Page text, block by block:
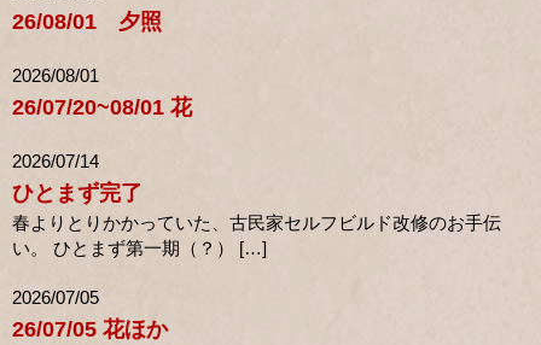
26/08/01 夕照
2026/08/01
26/07/20~08/01 花
2026/07/14
ひとまず完了
春よりとりかかっていた、古民家セルフビルド改修のお手伝
い。 ひとまず第一期（？） […]
2026/07/05
26/07/05 花ほか